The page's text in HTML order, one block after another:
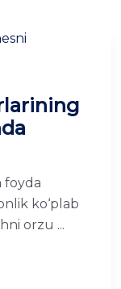
foyda
ko‘plab
orzu ...